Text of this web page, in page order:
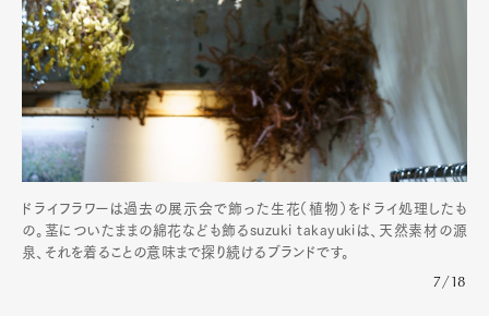
Official Columnist
About
Contact
Pen Meet
ドライフラワーは過去の展示会で飾った生花（植物）をドライ処理したも
の。茎についたままの綿花なども飾るsuzuki takayukiは、天然素材の源
泉、それを着ることの意味まで探り続けるブランドです。
7/18